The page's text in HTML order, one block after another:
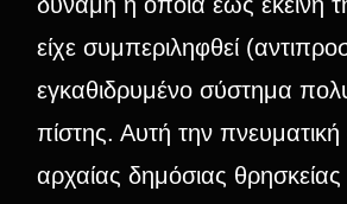
είχε συμπεριληφθεί
εγκαθιδρυμένο σύστημα
πίστης. Αυτή την
αρχαίας δημόσιας θρησκείας